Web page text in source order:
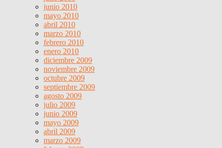
junio 2010
mayo 2010
abril 2010
marzo 2010
febrero 2010
enero 2010
diciembre 2009
noviembre 2009
octubre 2009
septiembre 2009
agosto 2009
julio 2009
junio 2009
mayo 2009
abril 2009
marzo 2009